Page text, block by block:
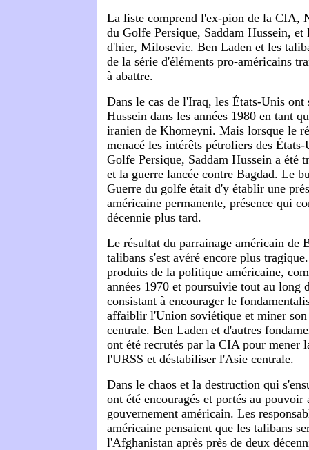
La liste comprend l'ex-pion de la CIA,
du Golfe Persique, Saddam Hussein, et
d'hier, Milosevic. Ben Laden et les
de la série d'éléments pro-américains
à abattre.
Dans le cas de l'Iraq, les États-Unis ont
Hussein dans les années 1980 en tant
iranien de Khomeyni. Mais lorsque le
menacé les intérêts pétroliers des
Golfe Persique, Saddam Hussein a été
et la guerre lancée contre Bagdad. Le
Guerre du golfe était d'y établir une
américaine permanente, présence qui
décennie plus tard.
Le résultat du parrainage américain de
talibans s'est avéré encore plus
produits de la politique américaine,
années 1970 et poursuivie tout au long
consistant à encourager le
affaiblir l'Union soviétique et miner
centrale. Ben Laden et d'autres
ont été recrutés par la CIA pour mener
l'URSS et déstabiliser l'Asie centrale.
Dans le chaos et la destruction qui
ont été encouragés et portés au
gouvernement américain. Les
américaine pensaient que les talibans
l'Afghanistan après près de deux